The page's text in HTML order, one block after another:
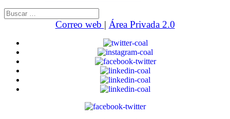
Buscar:
Correo web | Área Privada 2.0